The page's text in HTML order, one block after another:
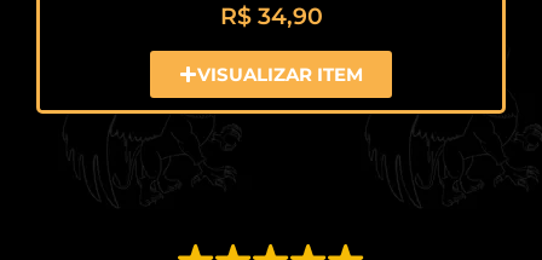
R$34,90
VISUALIZAR ITEM